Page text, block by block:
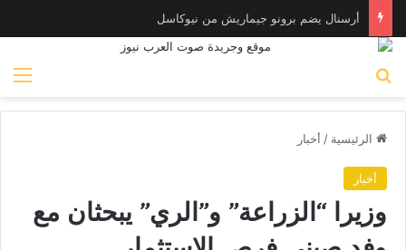
أرسنال يضم برونو جيماريش من نيوكاسل
الرئيسية / أخبار
أخبار
وزيرا “الزراعة” و”الري” يبحثان مع